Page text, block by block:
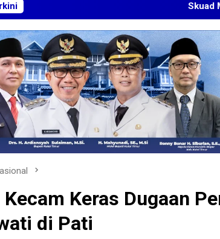
Skuad Muda Taekwondo
Kecam Keras Dugaan
di Pati